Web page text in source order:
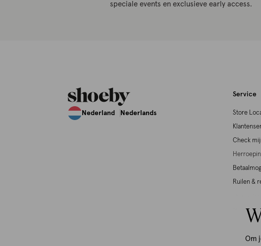
Om
speciale events en exclusieve early access.
Nederland Nederlands
Service
Store
Check
Ruilen &
Shoeby